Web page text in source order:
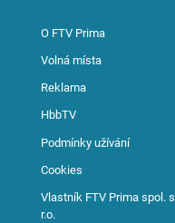
O FTV Prima
Volná místa
Reklama
HbbTV
Podmínky užívání
Cookies
Vlastník FTV Prima spol. s
r.o.